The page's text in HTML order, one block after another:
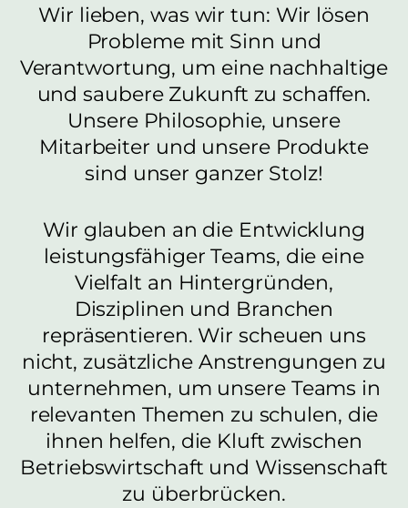
Wir lieben, was wir tun: Wir lösen
Probleme mit Sinn und
Verantwortung, um eine nachhaltige
und saubere Zukunft zu schaffen.
Unsere Philosophie, unsere
Mitarbeiter und unsere Produkte
sind unser ganzer Stolz!
Wir glauben an die Entwicklung
leistungsfähiger Teams, die eine
Vielfalt an Hintergründen,
Disziplinen und Branchen
repräsentieren. Wir scheuen uns
nicht, zusätzliche Anstrengungen zu
unternehmen, um unsere Teams in
relevanten Themen zu schulen, die
ihnen helfen, die Kluft zwischen
Betriebswirtschaft und Wissenschaft
zu überbrücken.